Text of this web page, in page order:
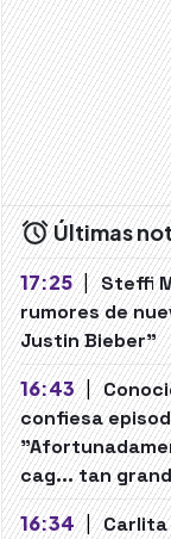
Últimas
17:25 | Steffi
rumores de
Justin Bieber"
16:43 |
confiesa
cag... tan
16:34 |